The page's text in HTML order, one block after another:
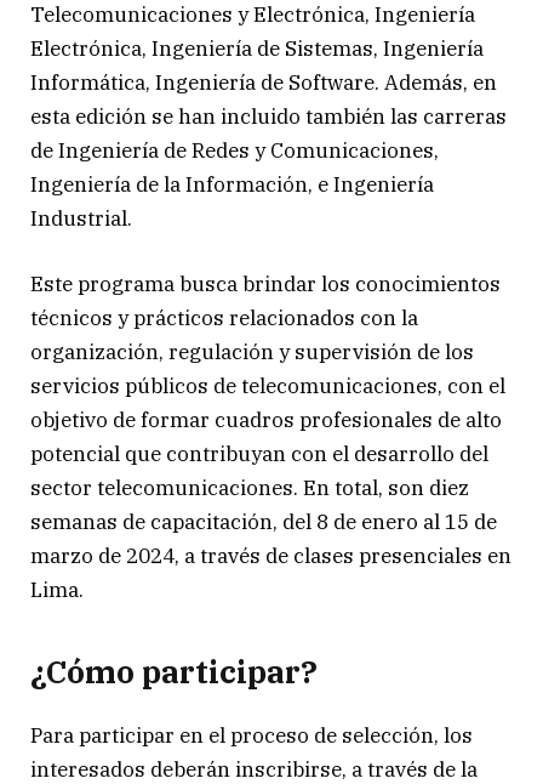
Telecomunicaciones y Electrónica, Ingeniería
Electrónica, Ingeniería de Sistemas, Ingeniería
Informática, Ingeniería de Software. Además, en
esta edición se han incluido también las carreras
de Ingeniería de Redes y Comunicaciones,
Ingeniería de la Información, e Ingeniería
Industrial.
Este programa busca brindar los conocimientos
técnicos y prácticos relacionados con la
organización, regulación y supervisión de los
servicios públicos de telecomunicaciones, con el
objetivo de formar cuadros profesionales de alto
potencial que contribuyan con el desarrollo del
sector telecomunicaciones. En total, son diez
semanas de capacitación, del 8 de enero al 15 de
marzo de 2024, a través de clases presenciales en
Lima.
¿Cómo participar?
Para participar en el proceso de selección, los
interesados deberán inscribirse, a través de la